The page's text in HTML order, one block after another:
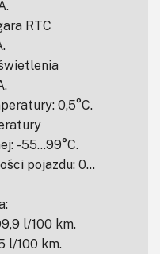
RTC
0,5°C.
-55…99°C.
pojazdu: 0…
l/100 km.
l/100 km.